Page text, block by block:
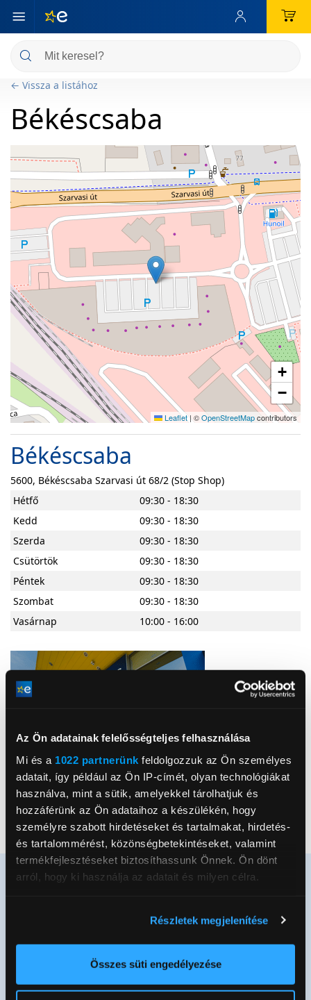
Az Ön adatainak felelősségteljes felhasználása
Mi és a 1022 partnerünk feldolgozzuk az Ön személyes
adatait, így például az Ön IP-címét, olyan technológiákat
használva, mint a sütik, amelyekkel tárolhatjuk és
hozzáférünk az Ön adataihoz a készülékén, hogy
személyre szabott hirdetéseket és tartalmakat, hirdetés-
és tartalommérést, közönségbetekintéseket, valamint
termékfejlesztéseket biztosíthassunk Önnek. Ön dönt
arról, hogy ki használja az adatait és milyen célra.
elhelyezkedéséről pár méteres pontossággal
Az Ön készülékén beazonosítása annak konkrét
Részletek megjelenítése
Összes süti engedélyezése
← Vissza a listához
Békéscsaba
+
−
Leaflet | ©OpenStreetMapcontributors
Békéscsaba
5600, Békéscsaba Szarvasi út 68/2 (Stop Shop)
Hétfő
09:30 - 18:30
Kedd
09:30 - 18:30
Szerda
09:30 - 18:30
Csütörtök
09:30 - 18:30
Péntek
09:30 - 18:30
Szombat
09:30 - 18:30
Vasárnap
10:00 - 16:00
Google Maps útvonal
Kedvenc
Értesülj elsőként újdonságainkról és
akcióinkról